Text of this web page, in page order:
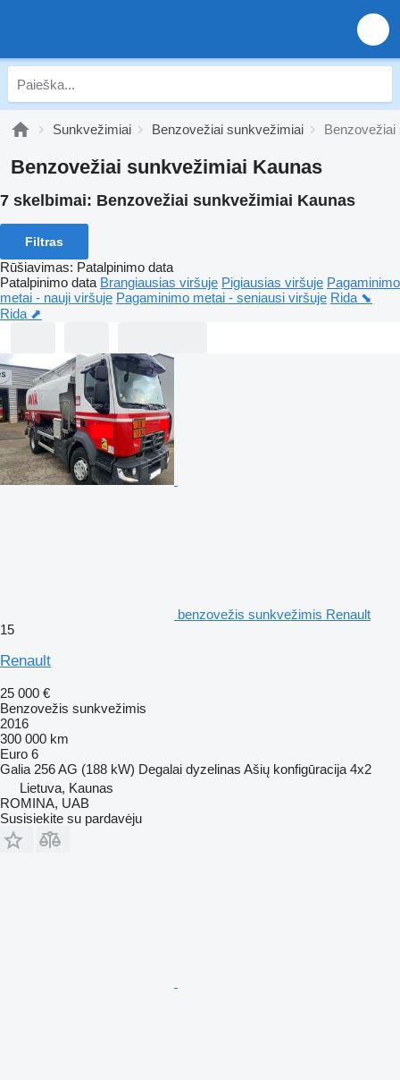
Sunkvežimiai Benzovežiai sunkvežimiai
Benzovežiai sunkvežimiai Kaunas
7 skelbimai: Benzovežiai sunkvežimiai Kaunas
Filtras
Rūšiavimas: Patalpinimo data
Patalpinimo data Brangiausias viršuje Pigiausias viršuje Pagaminimo
metai - nauji viršuje Pagaminimo metai - seniausi viršuje Rida ⬊
Rida ⬈
benzovežis sunkvežimis Renault
15
Renault
25 000 €
Benzovežis sunkvežimis
2016
300 000 km
Euro 6
Galia 256 AG (188 kW) Degalai dyzelinas Ašių konfigūracija 4x2
Lietuva, Kaunas
ROMINA, UAB
Susisiekite su pardavėju